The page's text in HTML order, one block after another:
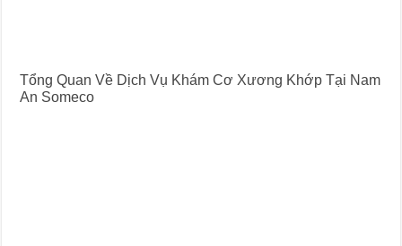
Tổng Quan Về Dịch Vụ Khám Cơ Xương Khớp Tại Nam
An Someco